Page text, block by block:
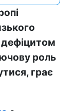
роль
грає